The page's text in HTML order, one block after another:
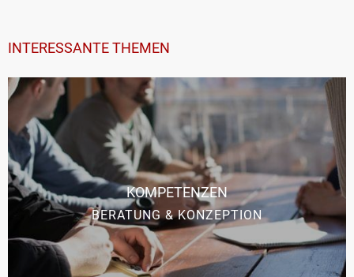
INTERESSANTE THEMEN
KOMPETENZEN
BERATUNG & KONZEPTION